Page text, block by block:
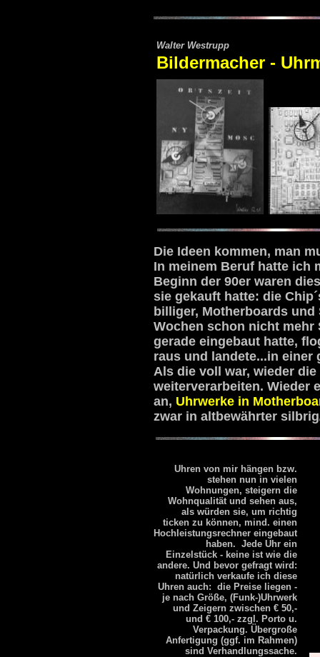
Walter Westrupp
Bildermacher -
Die Ideen kommen, man
In meinem Beruf hatte ich
Beginn der 90er waren
sie gekauft hatte: die
billiger, Motherboards
Wochen schon nicht mehr
gerade eingebaut hatte,
raus und landete...in
Als die voll war, wieder
weiterverarbeiten. Wieder
an, Uhrwerke in
zwar in altbewährter
Uhren von mir hängen bzw.
stehen nun in vielen
Wohnungen, steigern die
Wohnqualität und sehen aus,
als würden sie, um richtig
ticken zu können, mind. einen
Hochleistungsrechner eingebaut
haben. Jede Uhr ein
Einzelstück - keine ist wie die
andere. Und bevor gefragt wird:
natürlich verkaufe ich diese
Uhren auch: die Preise liegen -
je nach Größe, (Funk-)Uhrwerk
und Zeigern zwischen € 50,-
und € 100,- zzgl. Porto u.
Verpackung. Übergroße
Anfertigung (ggf. im Rahmen)
sind Verhandlungssache.